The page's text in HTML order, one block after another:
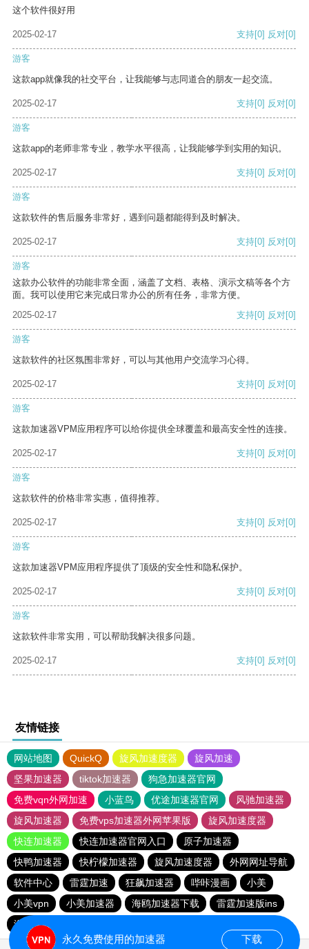
这个软件很好用
2025-02-17 支持[0] 反对[0]
游客
这款app就像我的社交平台，让我能够与志同道合的朋友一起交流。
2025-02-17 支持[0] 反对[0]
游客
这款app的老师非常专业，教学水平很高，让我能够学到实用的知识。
2025-02-17 支持[0] 反对[0]
游客
这款软件的售后服务非常好，遇到问题都能得到及时解决。
2025-02-17 支持[0] 反对[0]
游客
这款办公软件的功能非常全面，涵盖了文档、表格、演示文稿等各个方
面。我可以使用它来完成日常办公的所有任务，非常方便。
2025-02-17
支持[0] 反对[0]
游客
这款软件的社区氛围非常好，可以与其他用户交流学习心得。
2025-02-17 支持[0] 反对[0]
游客
这款加速器VPM应用程序可以给你提供全球覆盖和最高安全性的连接。
2025-02-17 支持[0] 反对[0]
游客
这款软件的价格非常实惠，值得推荐。
2025-02-17 支持[0] 反对[0]
游客
这款加速器VPM应用程序提供了顶级的安全性和隐私保护。
2025-02-17 支持[0] 反对[0]
游客
这款软件非常实用，可以帮助我解决很多问题。
2025-02-17 支持[0] 反对[0]
友情链接
网站地图 QuickQ 旋风加速度器
旋风加速
坚果加速器
tiktok加速器
狗急加速器官网
免费vqn外网加速
小蓝鸟 优途加速器官网
风驰加速器
旋风加速器
免费vps加速器外网苹果版
旋风加速度器
快连加速器
快连加速器官网入口
原子加速器
快鸭加速器
快柠檬加速器 旋风加速度器
外网网址导航
软件中心
雷霆加速 狂飙加速器 哔咔漫画
小美
小美vpn
小美加速器 海鸥加速器下载
雷霆加速版ins
海鸥加速度
永久免费使用的加速器 下载